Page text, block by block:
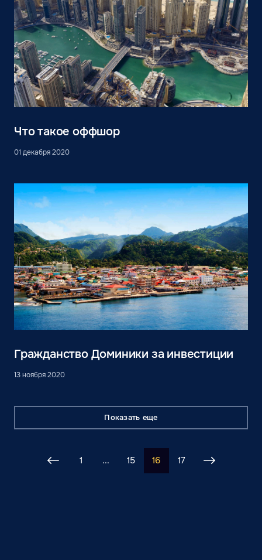
Что такое оффшор
01 декабря 2020
Гражданство Доминики за инвестиции
13 ноября 2020
Показать еще
1 ... 15 16 17